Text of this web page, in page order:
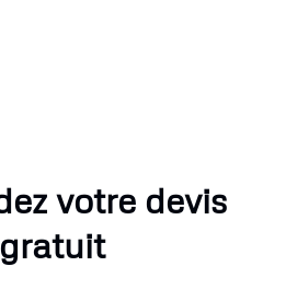
votre devis
gratuit